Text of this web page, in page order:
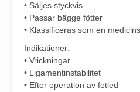
• Säljes styckvis
• Passar bägge fötter
• Klassificeras som en
Indikationer:
• Vrickningar
• Ligamentinstabilitet
• Efter operation av fotled